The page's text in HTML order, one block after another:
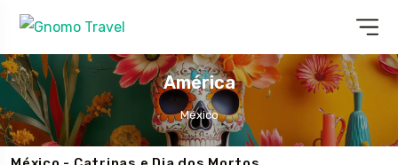
América
México